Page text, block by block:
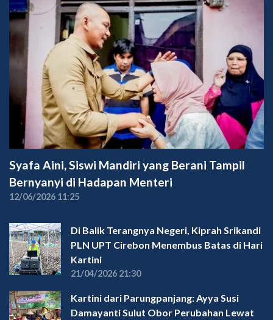
Syafa Aini, Siswi Mandiri yang Berani Tampil
Bernyanyi di Hadapan Menteri
12/06/2026 11:25
Di Balik Terangnya Negeri, Kiprah Srikandi
PLN UPT Cirebon Menembus Batas di Hari
Kartini
21/04/2026 21:30
Kartini dari Parungpanjang: Ayya Susi
Damayanti Sulut Obor Perubahan Lewat